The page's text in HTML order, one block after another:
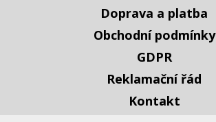
Doprava a platba
Obchodní podmínky
GDPR
Reklamační řád
Kontakt